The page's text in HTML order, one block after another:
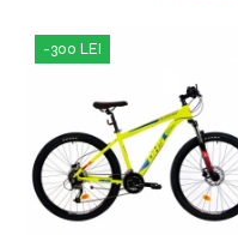
-300 LEI